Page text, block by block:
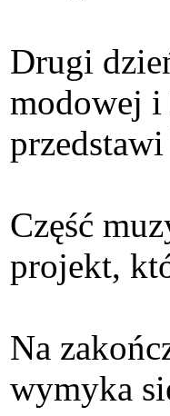
Drugi
modowej
przedstawi
Część
projekt,
Na
wymyka